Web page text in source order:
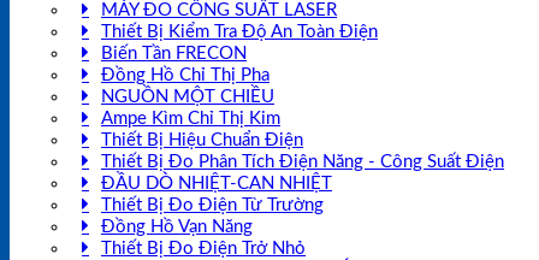
MÁY ĐO CÔNG SUẤT LASER
Thiết Bị Kiểm Tra Độ An Toàn Điện
Biến Tần FRECON
Đồng Hồ Chỉ Thị Pha
NGUỒN MỘT CHIỀU
Ampe Kìm Chỉ Thị Kim
Thiết Bị Hiệu Chuẩn Điện
Thiết Bị Đo Phân Tích Điện Năng - Công Suất Điện
ĐẦU DÒ NHIỆT-CAN NHIỆT
Thiết Bị Đo Điện Từ Trường
Đồng Hồ Vạn Năng
Thiết Bị Đo Điện Trở Nhỏ